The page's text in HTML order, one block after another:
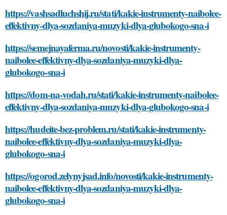
https://vashsadluchshij.ru/stati/kakie-instrumenty-naibolee-
effektivny-dlya-sozdaniya-muzyki-dlya-glubokogo-sna-i
https://semejnayaferma.ru/novosti/kakie-instrumenty-
naibolee-effektivny-dlya-sozdaniya-muzyki-dlya-
glubokogo-sna-i
https://dom-na-vodah.ru/stati/kakie-instrumenty-naibolee-
effektivny-dlya-sozdaniya-muzyki-dlya-glubokogo-sna-i
https://hudeite-bez-problem.ru/stati/kakie-instrumenty-
naibolee-effektivny-dlya-sozdaniya-muzyki-dlya-
glubokogo-sna-i
https://ogorod.zelynyjsad.info/novosti/kakie-instrumenty-
naibolee-effektivny-dlya-sozdaniya-muzyki-dlya-
glubokogo-sna-i